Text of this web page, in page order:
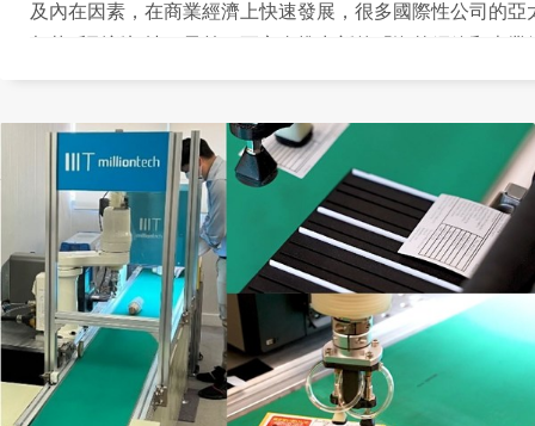
及內在因素，在商業經濟上快速發展，很多國際性公司的亞
（Overseas Networks & Expertise Pass）計劃，吸引頂尖
需求，令工資不斷上漲。雖然如此，當地人手依然不足，一
仍然面對20%至30%的空缺。各行各業紛紛要尋求自動化的